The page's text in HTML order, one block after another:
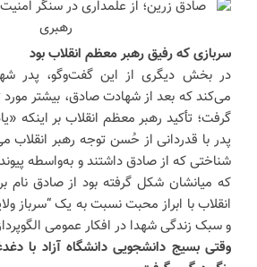
سربازی که رفیق رهبر معظم انقلاب بود
در بخش دیگری از این گفت‌وگو، پدر
می‌کند که بعد از شهادت صادق، بیشتر مورد
گرفت؛ تأکید رهبر معظم انقلاب بر اینکه
پدر با قدردانی از حُسن توجه رهبر انقلاب
شناختی که از صادق داشتند و به‌واسطه‌
که میانشان شکل گرفته بود از صادق نام
انقلاب با ابراز محبت نسبت به یک “سرباز
و سبک زندگی شهدا در افکار عمومی
وقتی بسیج دانشجویی دانشگاه آزاد با